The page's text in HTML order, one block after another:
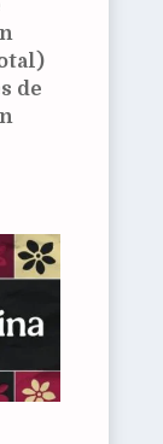
de